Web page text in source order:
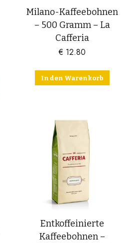
Milano-Kaffeebohnen
– 500 Gramm – La
Cafferia
€ 12.80
In den Warenkorb
Entkoffeinierte
Kaffeebohnen –